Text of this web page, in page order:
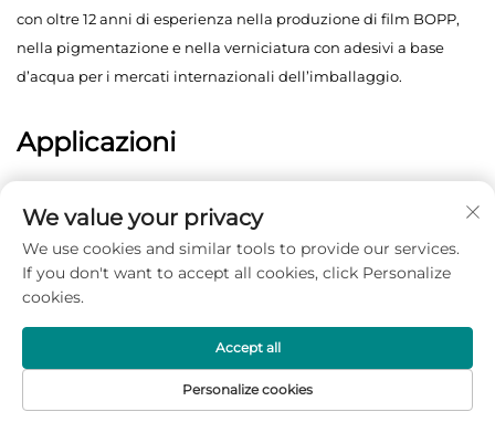
con oltre 12 anni di esperienza nella produzione di film BOPP,
nella pigmentazione e nella verniciatura con adesivi a base
d’acqua per i mercati internazionali dell’imballaggio.
Applicazioni
We value your privacy
We use cookies and similar tools to provide our services.
If you don't want to accept all cookies, click Personalize
cookies.
Personalize cookies
Accept all